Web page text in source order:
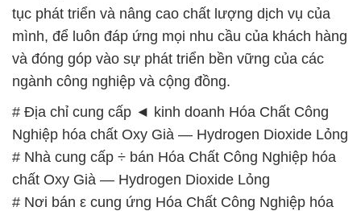
tục phát triển và nâng cao chất lượng dịch vụ của
mình, để luôn đáp ứng mọi nhu cầu của khách hàng
và đóng góp vào sự phát triển bền vững của các
ngành công nghiệp và cộng đồng.
# Địa chỉ cung cấp ◄ kinh doanh Hóa Chất Công
Nghiệp hóa chất Oxy Già — Hydrogen Dioxide Lỏng
# Nhà cung cấp ÷ bán Hóa Chất Công Nghiệp hóa
chất Oxy Già — Hydrogen Dioxide Lỏng
# Nơi bán ε cung ứng Hóa Chất Công Nghiệp hóa